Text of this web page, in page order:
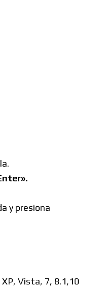
y presiona
Vista, 7, 8.1,10